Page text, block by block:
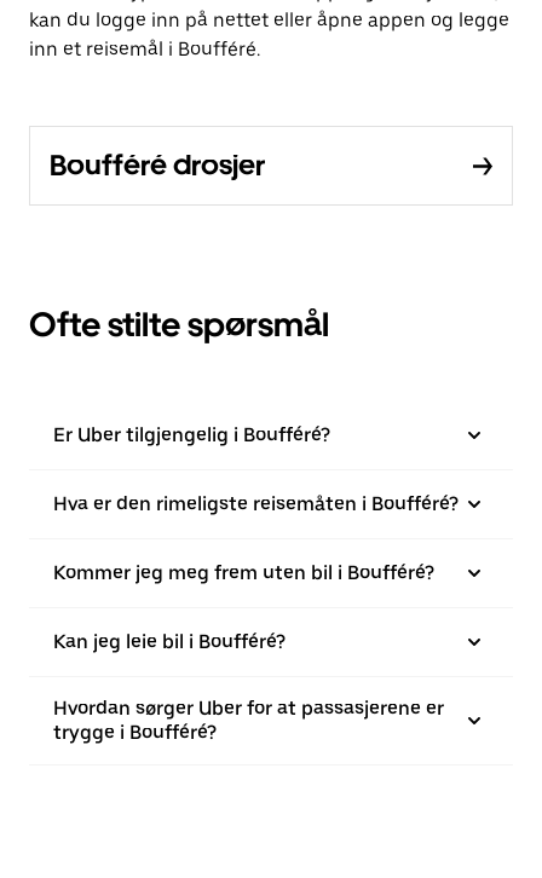
kan du logge inn på nettet eller åpne appen og legge
inn et reisemål i Boufféré.
Boufféré drosjer
Ofte stilte spørsmål
Er Uber tilgjengelig i Boufféré?
Hva er den rimeligste reisemåten i Boufféré?
Kommer jeg meg frem uten bil i Boufféré?
Kan jeg leie bil i Boufféré?
Hvordan sørger Uber for at passasjerene er
trygge i Boufféré?